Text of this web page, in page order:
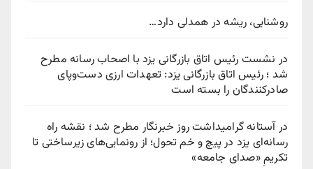
روشنایی، ریشه در همدلی دارد…
در نشست رئیس اتاق بازرگانی یزد با اصحاب رسانه مطرح
شد ؛ رئیس اتاق بازرگانی یزد: تعهدات ارزی دست‌وپای
صادرکنندگان را بسته است
در آستانه گرامیداشت روز خبرنگار مطرح شد ؛ نقشه راه
رسانه‌ای یزد در پیچ‌ و خم تحول؛ از رونمایی‌های زیرساختی تا
تکریمِ «صدای جامعه»